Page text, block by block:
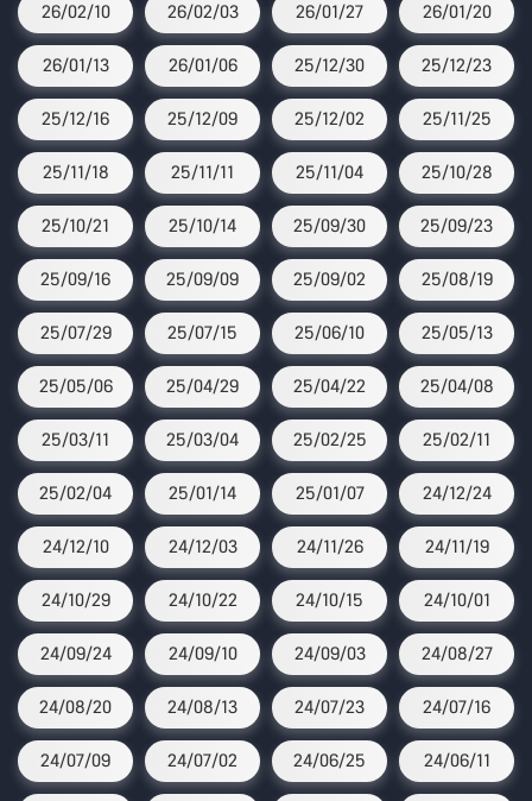
26/02/10 26/02/03 26/01/27 26/01/20
26/01/13 26/01/06 25/12/30 25/12/23
25/12/16 25/12/09 25/12/02 25/11/25
25/11/18 25/11/11 25/11/04 25/10/28
25/10/21 25/10/14 25/09/30 25/09/23
25/09/16 25/09/09 25/09/02 25/08/19
25/07/29 25/07/15 25/06/10 25/05/13
25/05/06 25/04/29 25/04/22 25/04/08
25/03/11 25/03/04 25/02/25 25/02/11
25/02/04 25/01/14 25/01/07 24/12/24
24/12/10 24/12/03 24/11/26 24/11/19
24/10/29 24/10/22 24/10/15 24/10/01
24/09/24 24/09/10 24/09/03 24/08/27
24/08/20 24/08/13 24/07/23 24/07/16
24/07/09 24/07/02 24/06/25 24/06/11